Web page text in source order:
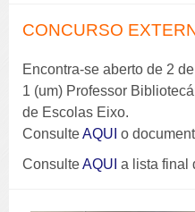
CONCURSO
Encontra-se aberto de 2
1 (um) Professor
de Escolas Eixo.
ConsulteAQUI o
ConsulteAQUI a lista final